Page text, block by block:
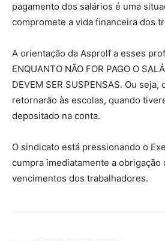
pagamento dos salários é uma
compromete a vida financeira dos
A orientação da Asprolf a esses
ENQUANTO NÃO FOR PAGO O
DEVEM SER SUSPENSAS. Ou
retornarão às escolas, quando
depositado na conta.
O sindicato está pressionando o
cumpra imediatamente a obrigação
vencimentos dos trabalhadores.